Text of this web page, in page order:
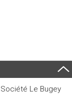
Société Le Bugey